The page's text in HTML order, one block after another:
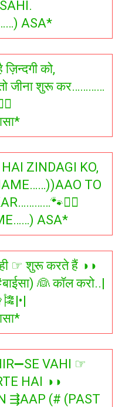
ASA*
को,
जीना शुरू कर…………
ZINDAGI KO,
TO
ASA*
☞ शुरू करते हैं ◑◑
👰 कॉल करो..|
VAHI ☞
HAI ◑◑
⇶AAP (# (PAST